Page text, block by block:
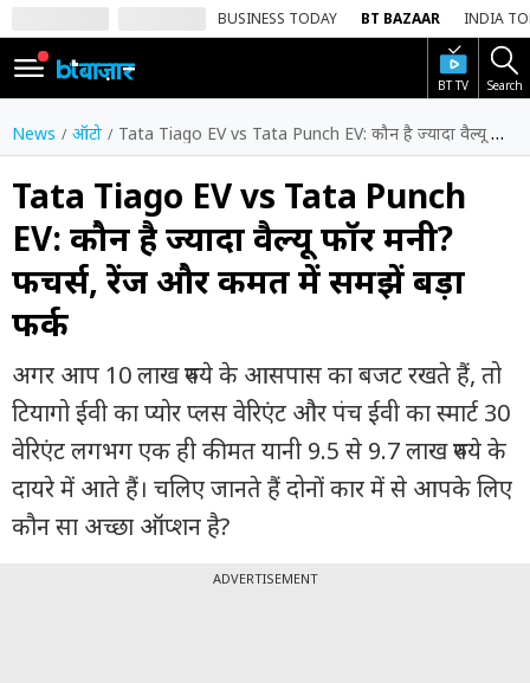
BUSINESS TODAY BT BAZAAR INDIA
BT TV Search
SIGN
IN
Dark
Mode
होम
शेयर
वीडियो
ट्रेंडिंग
बिजनेस
न्यूज
पर्सनल
News ऑटो Tata Tiago EV vs Tata Punch EV: कौन है ज्यादा वैल्यू फॉर मनी? फीचर्स, रेंज और कीमत में समझें बड़ा फर्क
Tata Tiago EV vs Tata Punch
EV: कौन है ज्यादा वैल्यू फॉर मनी?
फीचर्स, रेंज और कीमत में समझें बड़ा
फर्क
अगर आप 10 लाख रुपये के आसपास का बजट रखते हैं, तो
टियागो ईवी का प्योर प्लस वेरिएंट और पंच ईवी का स्मार्ट 30
वेरिएंट लगभग एक ही कीमत यानी 9.5 से 9.7 लाख रुपये के
दायरे में आते हैं। चलिए जानते हैं दोनों कार में से आपके लिए
कौन सा अच्छा ऑप्शन है?
ADVERTISEMENT